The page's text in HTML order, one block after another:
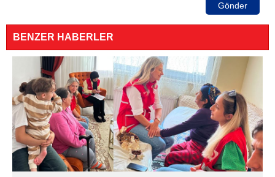
Gönder
BENZER HABERLER